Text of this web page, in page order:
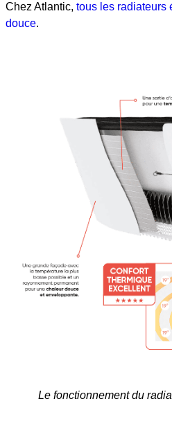
Chez Atlantic, tous les radiateurs
douce.
Le fonctionnement du